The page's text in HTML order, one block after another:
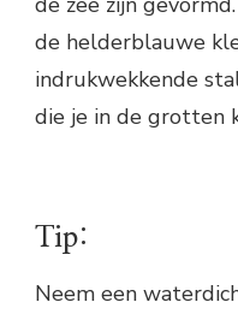
de helderblauwe
indrukwekkende
die je in de grotten
Tip:
Neem een